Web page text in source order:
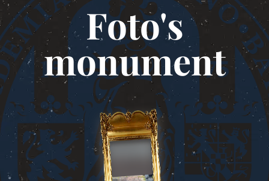
Foto's
monument